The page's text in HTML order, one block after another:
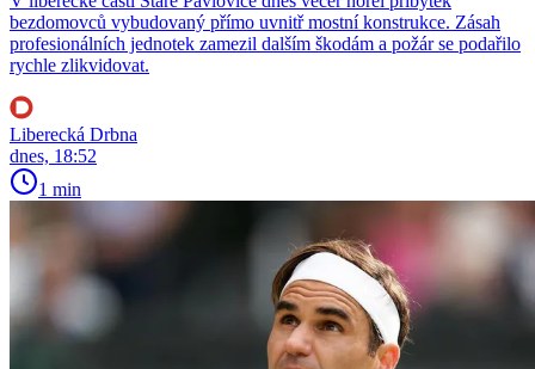
bezdomovců vybudovaný přímo uvnitř mostní konstrukce. Zásah
profesionálních jednotek zamezil dalším škodám a požár se podařilo
rychle zlikvidovat.
Liberecká Drbna
dnes, 18:52
1 min